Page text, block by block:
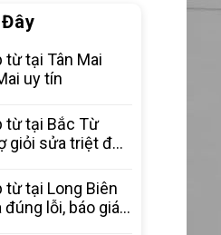
từ tại Tân Mai
uy tín
từ tại Bắc Từ
giỏi sửa triệt để
từ tại Long Biên
đúng lỗi, báo giá